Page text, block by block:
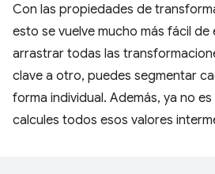
Con las propiedades de
esto se vuelve mucho más fácil de
arrastrar todas las
clave a otro, puedes segmentar
forma individual. Además, ya no
calcules todos esos valores